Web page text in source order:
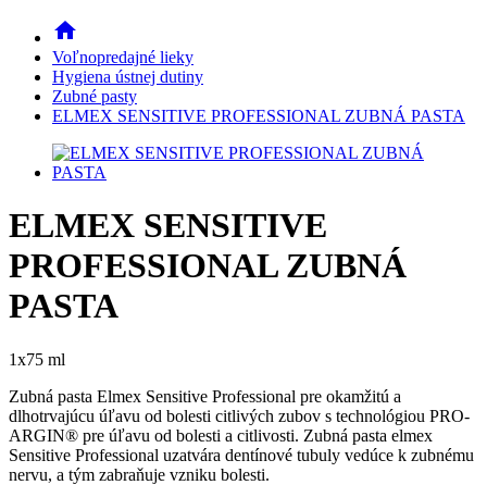
home
Voľnopredajné lieky
Hygiena ústnej dutiny
Zubné pasty
ELMEX SENSITIVE PROFESSIONAL ZUBNÁ PASTA
ELMEX SENSITIVE
PROFESSIONAL ZUBNÁ
PASTA
1x75 ml
Zubná pasta Elmex Sensitive Professional pre okamžitú a
dlhotrvajúcu úľavu od bolesti citlivých zubov s technológiou PRO-
ARGIN® pre úľavu od bolesti a citlivosti. Zubná pasta elmex
Sensitive Professional uzatvára dentínové tubuly vedúce k zubnému
nervu, a tým zabraňuje vzniku bolesti.